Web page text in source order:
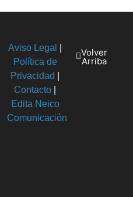
Aviso Legal
Política de
Privacidad
Contacto
Edita Neico
Comunicación
Volver
Arriba